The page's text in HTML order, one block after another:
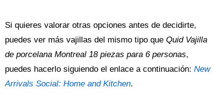
Si quieres valorar otras opciones antes de decidirte,
puedes ver más vajillas del mismo tipo que Quid Vajilla
de porcelana Montreal 18 piezas para 6 personas,
puedes hacerlo siguiendo el enlace a continuación: New
Arrivals Social: Home and Kitchen.